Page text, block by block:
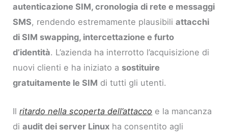
autenticazione SIM, cronologia di rete e messaggi
SMS, rendendo estremamente plausibiliattacchi
di SIM swapping, intercettazione e furto
d’identità. L’azienda ha interrotto l’acquisizione di
nuovi clienti e ha iniziato a sostituire
gratuitamente le SIM di tutti gli utenti.
Ilritardo nella scoperta dell’attacco e la mancanza
diaudit dei server Linux ha consentito agli